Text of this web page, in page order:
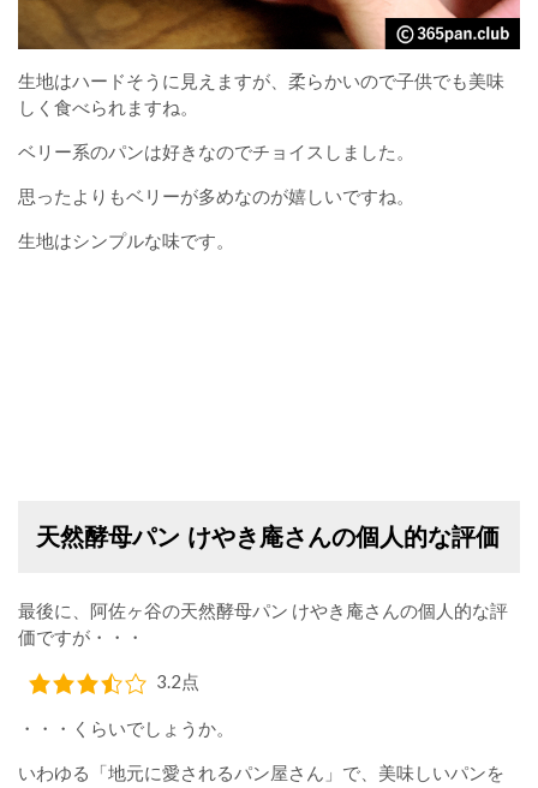
生地はハードそうに見えますが、柔らかいので子供でも美味
しく食べられますね。
ベリー系のパンは好きなのでチョイスしました。
思ったよりもベリーが多めなのが嬉しいですね。
生地はシンプルな味です。
天然酵母パン けやき庵さんの個人的な評価
最後に、阿佐ヶ谷の天然酵母パン けやき庵さんの個人的な評
価ですが・・・
3.2点
・・・くらいでしょうか。
いわゆる「地元に愛されるパン屋さん」で、美味しいパンを